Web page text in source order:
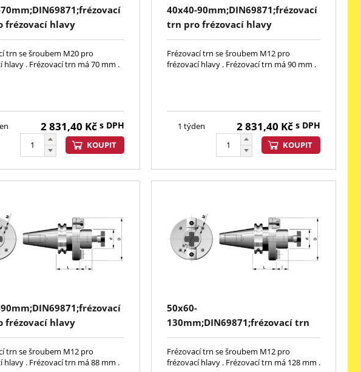
frézovací hlavy
trn se šroubem M20 pro
hlavy . Frézovací trn má 70 mm .
2 831,40 Kč s DPH
KOUPIT
40x40-90mm;DIN69871;frézovací
trn pro frézovací hlavy
Frézovací trn se šroubem M12 pro
frézovací hlavy . Frézovací trn má 90 mm .
1 týden 2 831,40 Kč s DPH
KOUPIT
frézovací hlavy
trn se šroubem M12 pro
hlavy . Frézovací trn má 88 mm .
50x60-
130mm;DIN69871;frézovací trn
pro frézovací hlavy
Frézovací trn se šroubem M12 pro
frézovací hlavy . Frézovací trn má 128 mm .